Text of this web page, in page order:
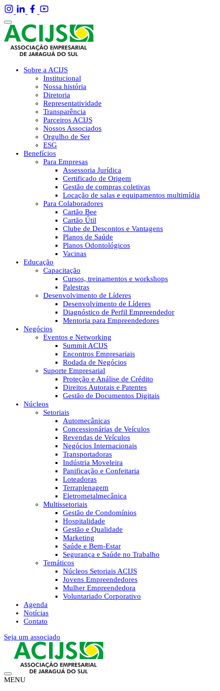
Sobre a ACIJS
Institucional
Nossa história
Diretoria
Representatividade
Transparência
Parceiros ACIJS
Nossos Associados
Orgulho de Ser
ESG
Benefícios
Para Empresas
Assessoria Jurídica
Certificado de Origem
Gestão de compras coletivas
Locação de salas e equipamentos multimídia
Para Colaboradores
Cartão Bee
Cartão Útil
Clube de Descontos e Vantagens
Planos de Saúde
Planos Odontológicos
Vacinas
Educação
Capacitação
Cursos, treinamentos e workshops
Palestras
Desenvolvimento de Líderes
Desenvolvimento de Líderes
Diagnóstico de Perfil Empreendedor
Mentoria para Empreendedores
Negócios
Eventos e Networking
Summit ACIJS
Encontros Empresariais
Rodada de Negócios
Suporte Empresarial
Proteção e Análise de Crédito
Direitos Autorais e Patentes
Gestão de Documentos Digitais
Núcleos
Setoriais
Automecânicas
Concessionárias de Veículos
Revendas de Veículos
Negócios Internacionais
Transportadoras
Indústria Moveleira
Panificação e Confeitaria
Loteadoras
Terraplenagem
Eletrometalmecânica
Multissetoriais
Gestão de Condomínios
Hospitalidade
Gestão e Qualidade
Marketing
Saúde e Bem-Estar
Segurança e Saúde no Trabalho
Temáticos
Núcleos Setoriais ACIJS
Jovens Empreendedores
Mulher Empreendedora
Voluntariado Corporativo
Agenda
Notícias
Contato
Seja um associado
MENU